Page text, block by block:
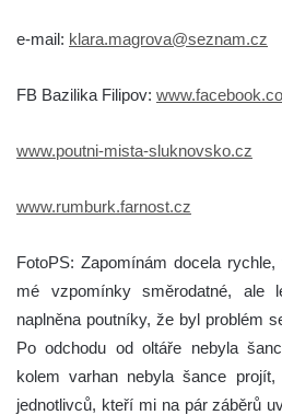
e-mail: klara.magrova@seznam.cz
FB Bazilika Filipov:
www.poutni-mista-sluknovsko.cz
www.rumburk.farnost.cz
FotoPS: Zapomínám docela
mé vzpomínky směrodatné, ale
naplněna poutníky, že byl problém
Po odchodu od oltáře nebyla
kolem varhan nebyla šance
jednotlivců, kteří mi na pár záběrů